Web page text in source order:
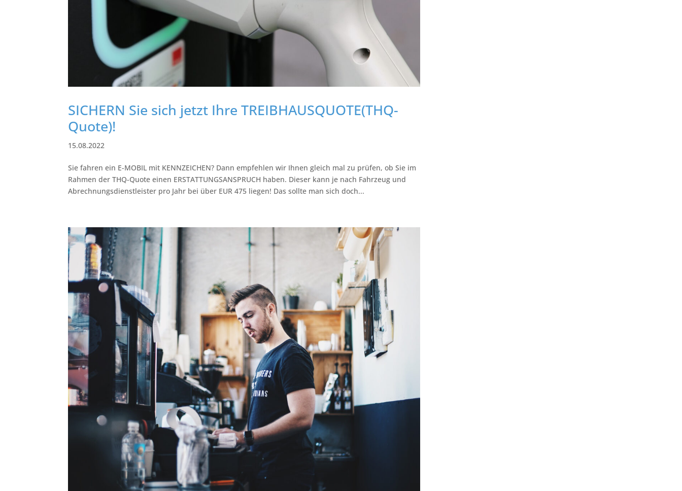
SICHERN Sie sich jetzt Ihre TREIBHAUSQUOTE(THQ-
Quote)!⁠
15.08.2022
Sie fahren ein E-MOBIL mit KENNZEICHEN? Dann empfehlen wir Ihnen gleich mal zu prüfen, ob Sie im
Rahmen der THQ-Quote einen ERSTATTUNGSANSPRUCH haben. Dieser kann je nach Fahrzeug und
Abrechnungsdienstleister pro Jahr bei über EUR 475 liegen! Das sollte man sich doch...